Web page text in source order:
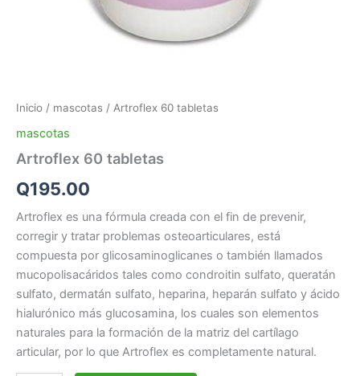
Inicio / mascotas / Artroflex 60 tabletas
mascotas
Artroflex 60 tabletas
Q195.00
Artroflex es una fórmula creada con el fin de prevenir,
corregir y tratar problemas osteoarticulares, está
compuesta por glicosaminoglicanes o también llamados
mucopolisacáridos tales como condroitin sulfato, queratán
sulfato, dermatán sulfato, heparina, heparán sulfato y ácido
hialurónico más glucosamina, los cuales son elementos
naturales para la formación de la matriz del cartílago
articular, por lo que Artroflex es completamente natural.